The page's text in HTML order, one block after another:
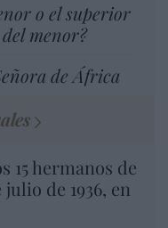
o el superior
menor?
de África
15 hermanos de
de 1936, en